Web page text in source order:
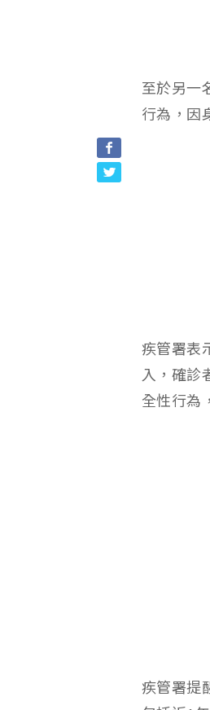
至於另一
行為，因
疾管署表
入，確診
全性行為
疾管署提